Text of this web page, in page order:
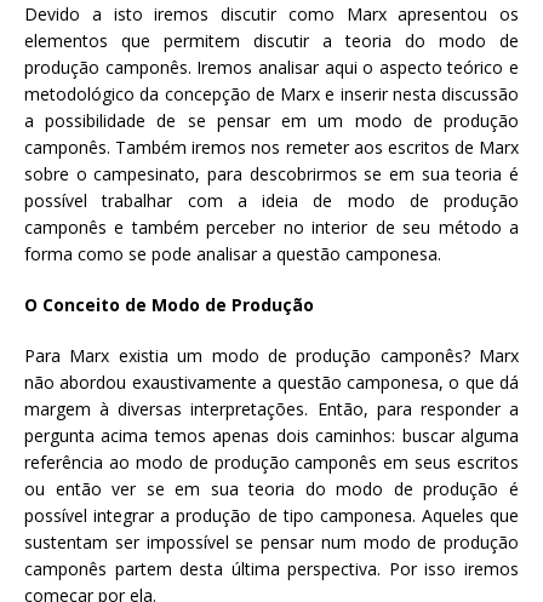
Devido a isto iremos discutir como Marx apresentou os
elementos que permitem discutir a teoria do modo de
produção camponês. Iremos analisar aqui o aspecto teórico e
metodológico da concepção de Marx e inserir nesta discussão
a possibilidade de se pensar em um modo de produção
camponês. Também iremos nos remeter aos escritos de Marx
sobre o campesinato, para descobrirmos se em sua teoria é
possível trabalhar com a ideia de modo de produção
camponês e também perceber no interior de seu método a
forma como se pode analisar a questão camponesa.
O Conceito de Modo de Produção
Para Marx existia um modo de produção camponês? Marx
não abordou exaustivamente a questão camponesa, o que dá
margem à diversas interpretações. Então, para responder a
pergunta acima temos apenas dois caminhos: buscar alguma
referência ao modo de produção camponês em seus escritos
ou então ver se em sua teoria do modo de produção é
possível integrar a produção de tipo camponesa. Aqueles que
sustentam ser impossível se pensar num modo de produção
camponês partem desta última perspectiva. Por isso iremos
começar por ela.